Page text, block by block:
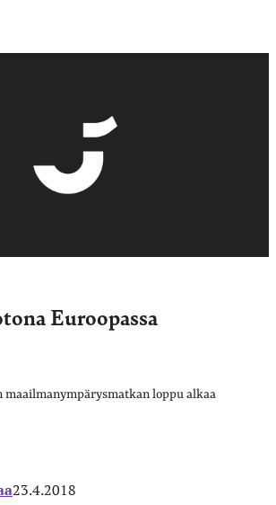
Euroopassa
maailmanympärysmatkan loppu alkaa
23.4.2018